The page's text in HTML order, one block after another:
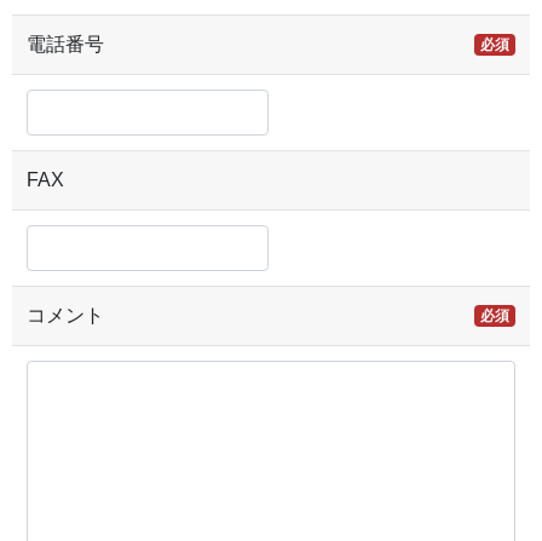
電話番号 必須
FAX
コメント 必須